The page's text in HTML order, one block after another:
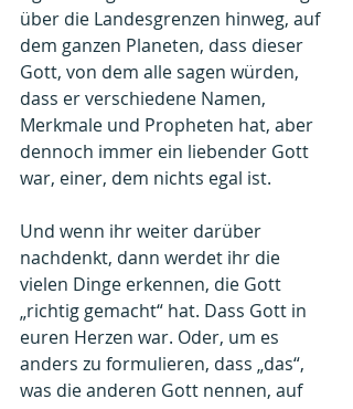
über die Landesgrenzen hinweg, auf
dem ganzen Planeten, dass dieser
Gott, von dem alle sagen würden,
dass er verschiedene Namen,
Merkmale und Propheten hat, aber
dennoch immer ein liebender Gott
war, einer, dem nichts egal ist.
Und wenn ihr weiter darüber
nachdenkt, dann werdet ihr die
vielen Dinge erkennen, die Gott
„richtig gemacht“ hat. Dass Gott in
euren Herzen war. Oder, um es
anders zu formulieren, dass „das“,
was die anderen Gott nennen, auf